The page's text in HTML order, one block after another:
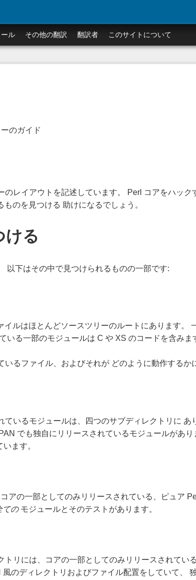
ル その他の翻訳 翻訳者 このサイトについて
のガイド
のレイアウトを記述しています。 Perl コアをハック
のを見つける 助けになるでしょう。
ける
以下はその中で見つけられるものの一部です:
イルはほとんどソースツリーのルートにあります。
いる一部のモジュールは C や XS のコードを含みま
いるファイル、およびそれが どのように動作するか
ているモジュールは、四つのサブディレクトリに
でも独自にリリースされているモジュールがあ
ます。
アの一部としてのみリリースされている、ピュア
てのモジュールとそのテストがあります。
リには、コアの一部としてのみリリースされてい
風のディレクトリおよびファイル配置をしていて、